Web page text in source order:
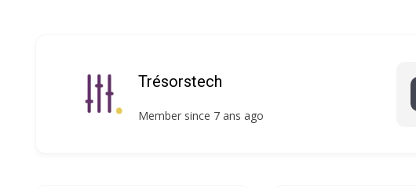
Trésorstech
Member since 7 ans ago